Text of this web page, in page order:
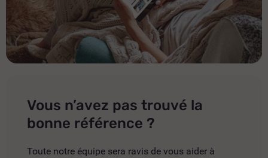
Vous n’avez pas trouvé la
bonne référence ?
Toute notre équipe sera ravis de vous aider à